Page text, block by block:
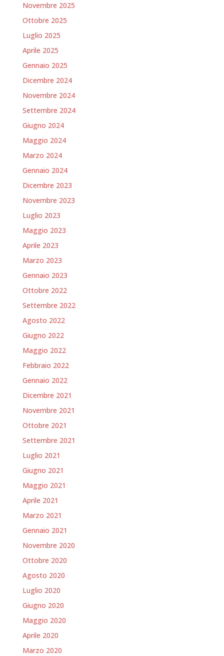
Novembre 2025
Ottobre 2025
Luglio 2025
Aprile 2025
Gennaio 2025
Dicembre 2024
Novembre 2024
Settembre 2024
Giugno 2024
Maggio 2024
Marzo 2024
Gennaio 2024
Dicembre 2023
Novembre 2023
Luglio 2023
Maggio 2023
Aprile 2023
Marzo 2023
Gennaio 2023
Ottobre 2022
Settembre 2022
Agosto 2022
Giugno 2022
Maggio 2022
Febbraio 2022
Gennaio 2022
Dicembre 2021
Novembre 2021
Ottobre 2021
Settembre 2021
Luglio 2021
Giugno 2021
Maggio 2021
Aprile 2021
Marzo 2021
Gennaio 2021
Novembre 2020
Ottobre 2020
Agosto 2020
Luglio 2020
Giugno 2020
Maggio 2020
Aprile 2020
Marzo 2020